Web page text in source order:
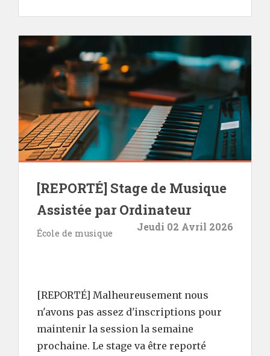
[REPORTÉ] Stage de Musique
Assistée par Ordinateur
École de musique
Jeudi 02 Avril 2026
[REPORTÉ] Malheureusement nous
n'avons pas assez d'inscriptions pour
maintenir la session la semaine
prochaine. Le stage va être reporté